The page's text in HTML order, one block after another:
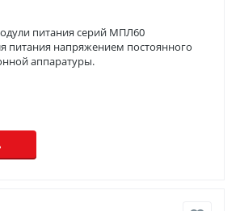
питания серий МПЛ60
питания напряжением постоянного
аппаратуры.